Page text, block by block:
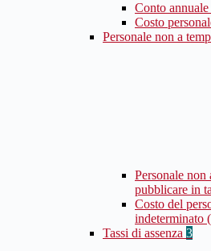
Conto
Costo
Personale non a
Personale non
pubblicare in
Costo del
indeterminato
Tassi di assenza 3